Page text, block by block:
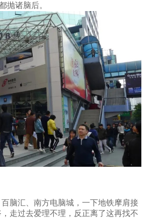
抛诸脑后。
脑汇、南方电脑城，一下地铁摩肩接
走过去爱理不理，反正离了这再找不